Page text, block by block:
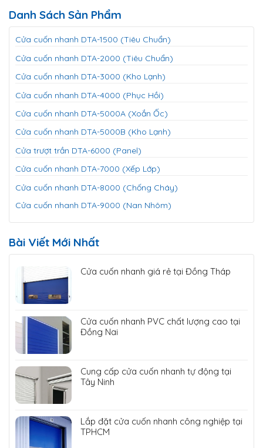
Danh Sách Sản Phẩm
Cửa cuốn nhanh DTA-1500 (Tiêu Chuẩn)
Cửa cuốn nhanh DTA-2000 (Tiêu Chuẩn)
Cửa cuốn nhanh DTA-3000 (Kho Lạnh)
Cửa cuốn nhanh DTA-4000 (Phục Hồi)
Cửa cuốn nhanh DTA-5000A (Xoắn Ốc)
Cửa cuốn nhanh DTA-5000B (Kho Lạnh)
Cửa trượt trần DTA-6000 (Panel)
Cửa cuốn nhanh DTA-7000 (Xếp Lớp)
Cửa cuốn nhanh DTA-8000 (Chống Cháy)
Cửa cuốn nhanh DTA-9000 (Nan Nhôm)
Bài Viết Mới Nhất
Cửa cuốn nhanh giá rẻ tại Đồng Tháp
Cửa cuốn nhanh PVC chất lượng cao tại
Đồng Nai
Cung cấp cửa cuốn nhanh tự động tại
Tây Ninh
Lắp đặt cửa cuốn nhanh công nghiệp tại
TPHCM